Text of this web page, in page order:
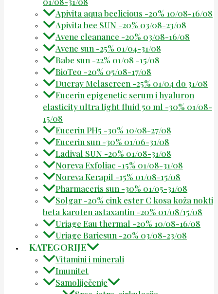
Apivita aqua beelicious -20% 10/08-16/08
Apivita bee SUN -20% 03/08-23/08
Avene cleanance -20% 03/08-16/08
Avene sun -25% 01/04-31/08
Babe sun -22% 01/08 -15/08
BioTeo -20% 05/08-17/08
Ducray Melascreen -25% 01/04 do 31/08
Eucerin epigenetic serum i hyaluron
elasticity ultra light fluid 50 ml -30% 01/08-
15/08
Eucerin PH5 -30% 10/08-27/08
Eucerin sun -30% 01/06-31/08
Ladival SUN -20% 01/08-31/08
Noreva Exfoliac -15% 01/08-31/08
Noreva Kerapil -15% 01/08-15/08
Pharmaceris sun -30% 01/05-31/08
Solgar -20% cink ester C kosa koža nokti
beta karoten astaxantin -20% 01/08/15/08
Uriage Eau thermal -20% 10/08-16/08
Uriage Bariesun -20% 03/08-23/08
KATEGORIJE
Vitamini i minerali
Imunitet
Samoliječenje